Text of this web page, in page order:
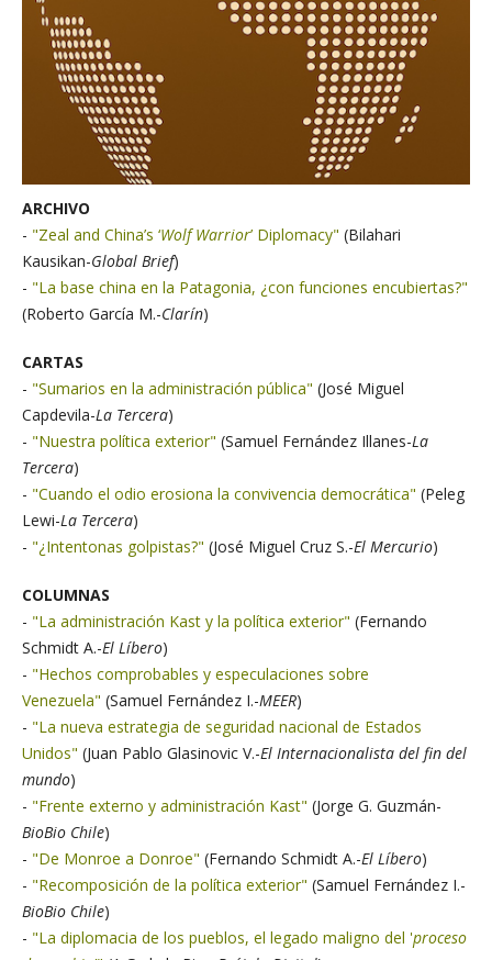
ARCHIVO
- "Zeal and China’s ‘Wolf Warrior’ Diplomacy" (Bilahari
Kausikan-Global Brief)
- "La base china en la Patagonia, ¿con funciones encubiertas?"
(Roberto García M.-Clarín)
CARTAS
- "Sumarios en la administración pública" (José Miguel
Capdevila-La Tercera)
- "Nuestra política exterior" (Samuel Fernández Illanes-La
Tercera)
- "Cuando el odio erosiona la convivencia democrática" (Peleg
Lewi-La Tercera)
- "¿Intentonas golpistas?" (José Miguel Cruz S.-El Mercurio)
COLUMNAS
- "La administración Kast y la política exterior" (Fernando
Schmidt A.-El Líbero)
- "Hechos comprobables y especulaciones sobre
Venezuela" (Samuel Fernández I.-MEER)
- "La nueva estrategia de seguridad nacional de Estados
Unidos" (Juan Pablo Glasinovic V.-El Internacionalista del fin del
mundo)
- "Frente externo y administración Kast" (Jorge G. Guzmán-
BioBio Chile)
- "De Monroe a Donroe" (Fernando Schmidt A.-El Líbero)
- "Recomposición de la política exterior" (Samuel Fernández I.-
BioBio Chile)
- "La diplomacia de los pueblos, el legado maligno del 'proceso